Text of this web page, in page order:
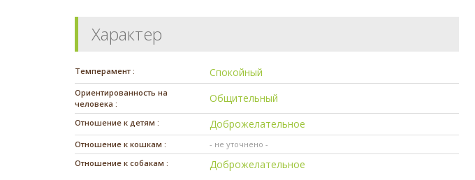
Характер
Темперамент : Спокойный
Ориентированность на
человека :
Общительный
Отношение к детям : Доброжелательное
Отношение к кошкам :
- не уточнено -
Отношение к собакам :
Доброжелательное